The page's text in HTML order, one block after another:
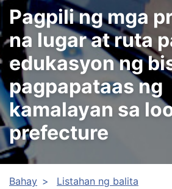
Pagpili ng mga
na lugar at ruta
edukasyon ng
pagpapataas ng
kamalayan sa
prefecture
Bahay
Listahan ng balita